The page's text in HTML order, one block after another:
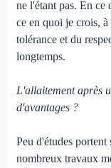
ne l'étant pas. En ce
ce en quoi je crois,
tolérance et du
longtemps.
L'allaitement après
d'avantages ?
Peu d'études
nombreux travaux